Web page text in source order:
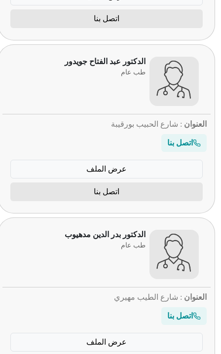
اتصل بنا
الدكتور عبد الفتاح جويدور
طب عام
العنوان : شارع الحبيب بورقيبة
اتصل بنا
عرض الملف
اتصل بنا
الدكتور بدر الدين مدهيوب
طب عام
العنوان : شارع الطيب مهيري
اتصل بنا
عرض الملف